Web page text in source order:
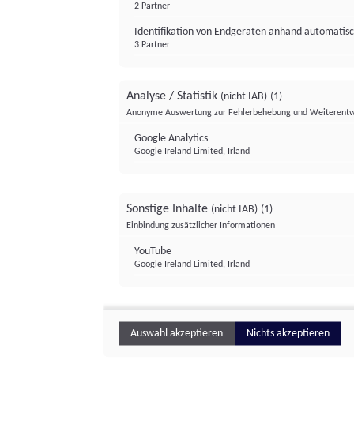
2 Partner
Identifikation von Endgeräten anhand
3 Partner
Analyse / Statistik (nicht IAB) (1)
Anonyme Auswertung zur Fehlerbehebung und
Google Analytics
Google Ireland Limited, Irland
Sonstige Inhalte (nicht IAB) (1)
Einbindung zusätzlicher Informationen
YouTube
Google Ireland Limited, Irland
Auswahl akzeptieren Nichts akzeptieren